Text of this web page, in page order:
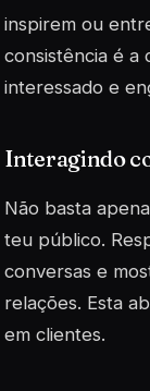
inspirem ou
consistência é a
interessado e
Interagindo
Não basta
teu público.
conversas e
relações. Esta
em clientes.